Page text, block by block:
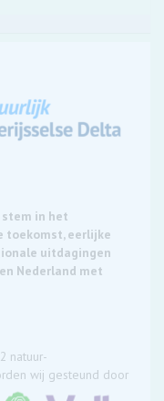
in het
toekomst, eerlijke
uitdagingen
Nederland met
natuur-
wij gesteund door